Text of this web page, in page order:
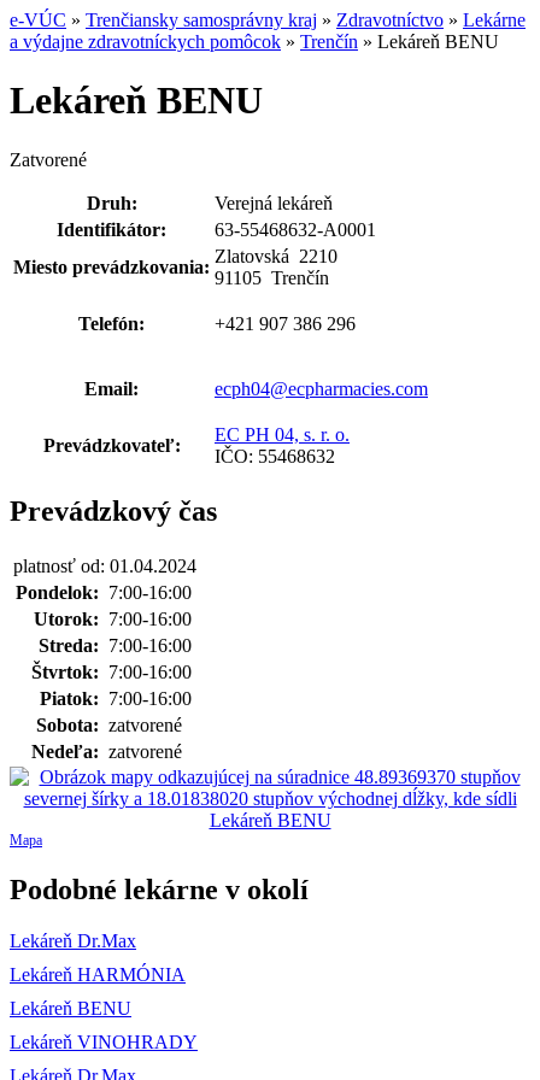
e-VÚC » Trenčiansky samosprávny kraj » Zdravotníctvo » Lekárne
a výdajne zdravotníckych pomôcok » Trenčín » Lekáreň BENU
Lekáreň BENU
Zatvorené
Druh:
Verejná lekáreň
Identifikátor:
63-55468632-A0001
Miesto prevádzkovania:
Zlatovská 2210
91105 Trenčín
Telefón: +421 907 386 296
Email: ecph04@ecpharmacies.com
Prevádzkovateľ:
EC PH 04, s. r. o.
IČO: 55468632
Prevádzkový čas
platnosť od: 01.04.2024
Pondelok: 7:00-16:00
Utorok: 7:00-16:00
Streda: 7:00-16:00
Štvrtok: 7:00-16:00
Piatok: 7:00-16:00
Sobota: zatvorené
Nedeľa: zatvorené
Mapa
Podobné lekárne v okolí
Lekáreň Dr.Max
Lekáreň HARMÓNIA
Lekáreň BENU
Lekáreň VINOHRADY
Lekáreň Dr.Max